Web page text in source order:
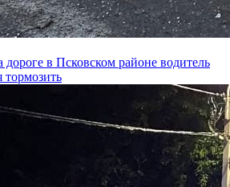
в Псковском районе водитель
тормозить